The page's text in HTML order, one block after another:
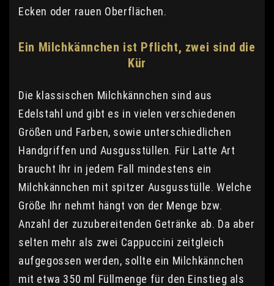
Ecken oder rauen Oberflächen.
Ein Milchkännchen ist Pflicht, zwei sind die
Kür
Die klassischen Milchkännchen sind aus
Edelstahl und gibt es in vielen verschiedenen
Größen und Farben, sowie unterschiedlichen
Handgriffen und Ausgusstüllen. Für Latte Art
braucht Ihr in jedem Fall mindestens ein
Milchkännchen mit spitzer Ausgusstülle. Welche
Größe Ihr nehmt hängt von der Menge bzw.
Anzahl der zuzubereitenden Getränke ab. Da aber
selten mehr als zwei Cappuccini zeitgleich
aufgegossen werden, sollte ein Milchkännchen
mit etwa 350 ml Füllmenge für den Einstieg als